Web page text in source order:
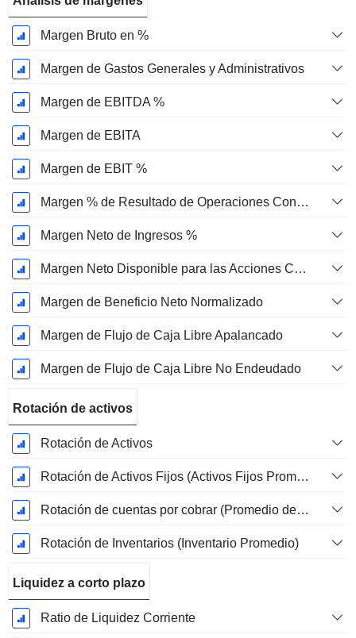
Margen Bruto en %
Margen de Gastos Generales y Administrativos
Margen de EBITDA %
Margen de EBITA
Margen de EBIT %
Margen % de Resultado de Operaciones Continuas
Margen Neto de Ingresos %
Margen Neto Disponible para las Acciones Comunes %
Margen de Beneficio Neto Normalizado
Margen de Flujo de Caja Libre Apalancado
Margen de Flujo de Caja Libre No Endeudado
Rotación de activos
Rotación de Activos
Rotación de Activos Fijos (Activos Fijos Promedio)
Rotación de cuentas por cobrar (Promedio de cuentas por cobrar)
Rotación de Inventarios (Inventario Promedio)
Liquidez a corto plazo
Ratio de Liquidez Corriente